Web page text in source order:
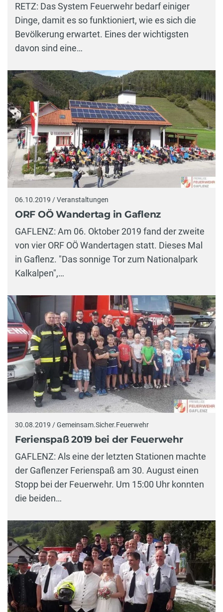
RETZ: Das System Feuerwehr bedarf einiger
Dinge, damit es so funktioniert, wie es sich die
Bevölkerung erwartet. Eines der wichtigsten
davon sind eine…
06.10.2019 / Veranstaltungen
ORF OÖ Wandertag in Gaflenz
GAFLENZ: Am 06. Oktober 2019 fand der zweite
von vier ORF OÖ Wandertagen statt. Dieses Mal
in Gaflenz. "Das sonnige Tor zum Nationalpark
Kalkalpen",…
30.08.2019 / Gemeinsam.Sicher.Feuerwehr
Ferienspaß 2019 bei der Feuerwehr
GAFLENZ: Als eine der letzten Stationen machte
der Gaflenzer Ferienspaß am 30. August einen
Stopp bei der Feuerwehr. Um 15:00 Uhr konnten
die beiden…